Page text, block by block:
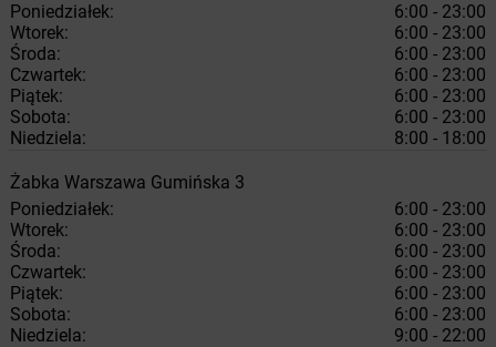
Poniedziałek:
6:00 - 23:00
Wtorek:
6:00 - 23:00
Środa:
6:00 - 23:00
Czwartek:
6:00 - 23:00
Piątek:
6:00 - 23:00
Sobota:
6:00 - 23:00
Niedziela:
8:00 - 18:00
Żabka Warszawa Gumińska 3
Poniedziałek:
6:00 - 23:00
Wtorek:
6:00 - 23:00
Środa:
6:00 - 23:00
Czwartek:
6:00 - 23:00
Piątek:
6:00 - 23:00
Sobota:
6:00 - 23:00
Niedziela:
9:00 - 22:00